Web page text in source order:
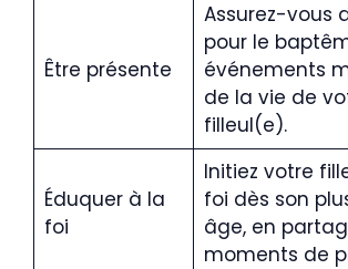
Être présente
Assurez-vous
pour le
événements
de la vie de
filleul(e).
Éduquer à la
foi
Initiez votre
foi dès son
âge, en
moments de